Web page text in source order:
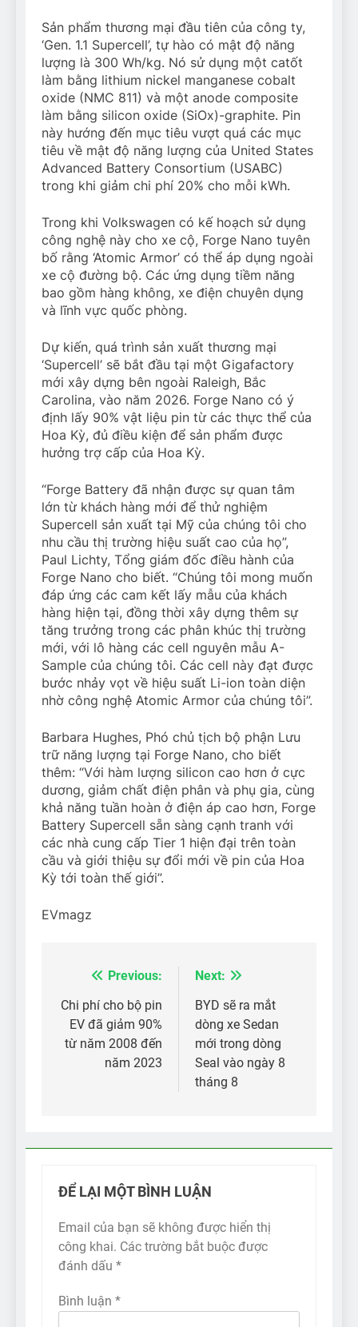
Sản phẩm thương mại đầu tiên của công ty,
‘Gen. 1.1 Supercell’, tự hào có mật độ năng
lượng là 300 Wh/kg. Nó sử dụng một catốt
làm bằng lithium nickel manganese cobalt
oxide (NMC 811) và một anode composite
làm bằng silicon oxide (SiOx)-graphite. Pin
này hướng đến mục tiêu vượt quá các mục
tiêu về mật độ năng lượng của United States
Advanced Battery Consortium (USABC)
trong khi giảm chi phí 20% cho mỗi kWh.
Trong khi Volkswagen có kế hoạch sử dụng
công nghệ này cho xe cộ, Forge Nano tuyên
bố rằng ‘Atomic Armor’ có thể áp dụng ngoài
xe cộ đường bộ. Các ứng dụng tiềm năng
bao gồm hàng không, xe điện chuyên dụng
và lĩnh vực quốc phòng.
Dự kiến, quá trình sản xuất thương mại
‘Supercell’ sẽ bắt đầu tại một Gigafactory
mới xây dựng bên ngoài Raleigh, Bắc
Carolina, vào năm 2026. Forge Nano có ý
định lấy 90% vật liệu pin từ các thực thể của
Hoa Kỳ, đủ điều kiện để sản phẩm được
hưởng trợ cấp của Hoa Kỳ.
“Forge Battery đã nhận được sự quan tâm
lớn từ khách hàng mới để thử nghiệm
Supercell sản xuất tại Mỹ của chúng tôi cho
nhu cầu thị trường hiệu suất cao của họ”,
Paul Lichty, Tổng giám đốc điều hành của
Forge Nano cho biết. “Chúng tôi mong muốn
đáp ứng các cam kết lấy mẫu của khách
hàng hiện tại, đồng thời xây dựng thêm sự
tăng trưởng trong các phân khúc thị trường
mới, với lô hàng các cell nguyên mẫu A-
Sample của chúng tôi. Các cell này đạt được
bước nhảy vọt về hiệu suất Li-ion toàn diện
nhờ công nghệ Atomic Armor của chúng tôi”.
Barbara Hughes, Phó chủ tịch bộ phận Lưu
trữ năng lượng tại Forge Nano, cho biết
thêm: “Với hàm lượng silicon cao hơn ở cực
dương, giảm chất điện phân và phụ gia, cùng
khả năng tuần hoàn ở điện áp cao hơn, Forge
Battery Supercell sẵn sàng cạnh tranh với
các nhà cung cấp Tier 1 hiện đại trên toàn
cầu và giới thiệu sự đổi mới về pin của Hoa
Kỳ tới toàn thế giới”.
EVmagz
Điều
hướng
bài
Previous:
Chi phí cho bộ pin
EV đã giảm 90%
từ năm 2008 đến
năm 2023
Next:
BYD sẽ ra mắt
dòng xe Sedan
mới trong dòng
Seal vào ngày 8
tháng 8
ĐỂ LẠI MỘT BÌNH LUẬN
Email của bạn sẽ không được hiển thị
công khai. Các trường bắt buộc được
đánh dấu *
Bình luận *